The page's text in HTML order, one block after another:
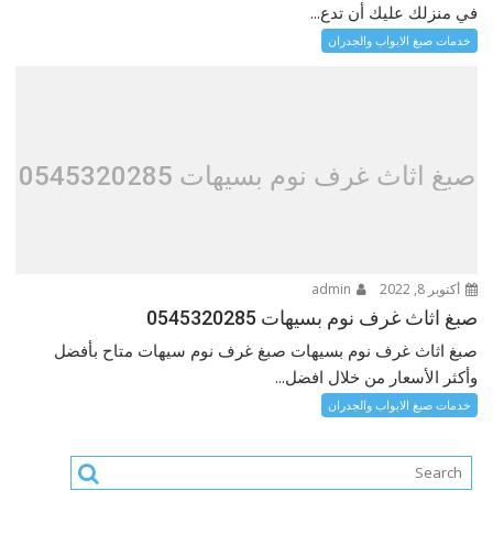
في منزلك عليك أن تدع...
خدمات صبغ الابواب والجدران
صبغ اثاث غرف نوم بسيهات 0545320285
أكتوبر 8, 2022
صبغ اثاث غرف نوم بسيهات 0545320285
صبغ اثاث غرف نوم بسيهات صبغ غرف نوم سيهات متاح بأفضل
وأكثر الأسعار من خلال افضل...
خدمات صبغ الابواب والجدران